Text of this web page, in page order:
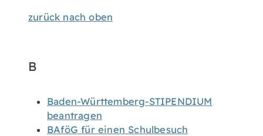
zurück nach oben
B
Baden-Württemberg-STIPENDIUM
beantragen
BAföG für einen Schulbesuch